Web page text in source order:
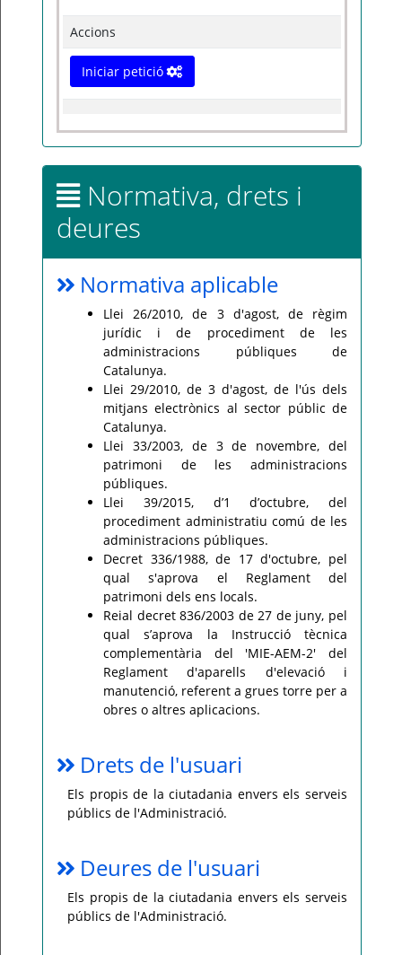
Accions
Iniciar petició
Normativa, drets i
deures
Normativa aplicable
Llei 26/2010, de 3 d'agost, de règim
jurídic i de procediment de les
administracions públiques de
Catalunya.
Llei 29/2010, de 3 d'agost, de l'ús dels
mitjans electrònics al sector públic de
Catalunya.
Llei 33/2003, de 3 de novembre, del
patrimoni de les administracions
públiques.
Llei 39/2015, d’1 d’octubre, del
procediment administratiu comú de les
administracions públiques.
Decret 336/1988, de 17 d'octubre, pel
qual s'aprova el Reglament del
patrimoni dels ens locals.
Reial decret 836/2003 de 27 de juny, pel
qual s’aprova la Instrucció tècnica
complementària del 'MIE-AEM-2' del
Reglament d'aparells d'elevació i
manutenció, referent a grues torre per a
obres o altres aplicacions.
Drets de l'usuari
Els propis de la ciutadania envers els serveis
públics de l'Administració.
Deures de l'usuari
Els propis de la ciutadania envers els serveis
públics de l'Administració.